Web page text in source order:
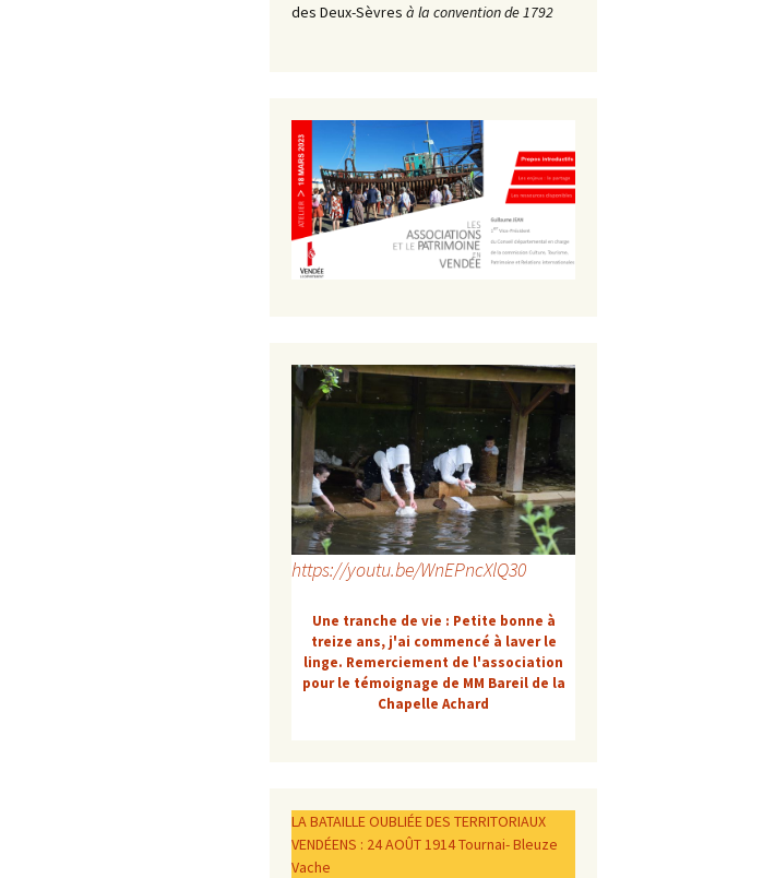
des Deux-Sèvres à la convention de 1792
https://youtu.be/WnEPncXlQ30
Une tranche de vie : Petite bonne à
treize ans, j'ai commencé à laver le
linge. Remerciement de l'association
pour le témoignage de MM Bareil de la
Chapelle Achard
LA BATAILLE OUBLIÉE DES TERRITORIAUX
VENDÉENS : 24 AOÛT 1914 Tournai- Bleuze
Vache